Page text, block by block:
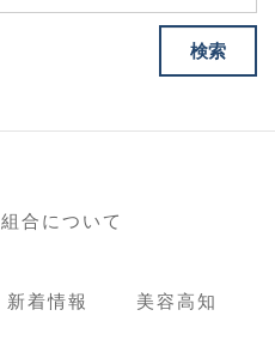
組合について
新着情報 美容高知